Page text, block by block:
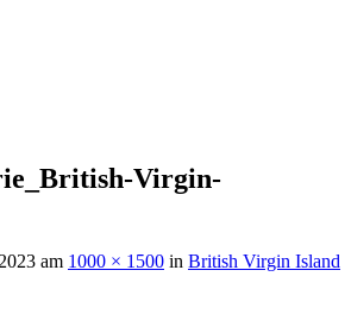
Virgin-
am 1000 × 1500 in British Virgin Island